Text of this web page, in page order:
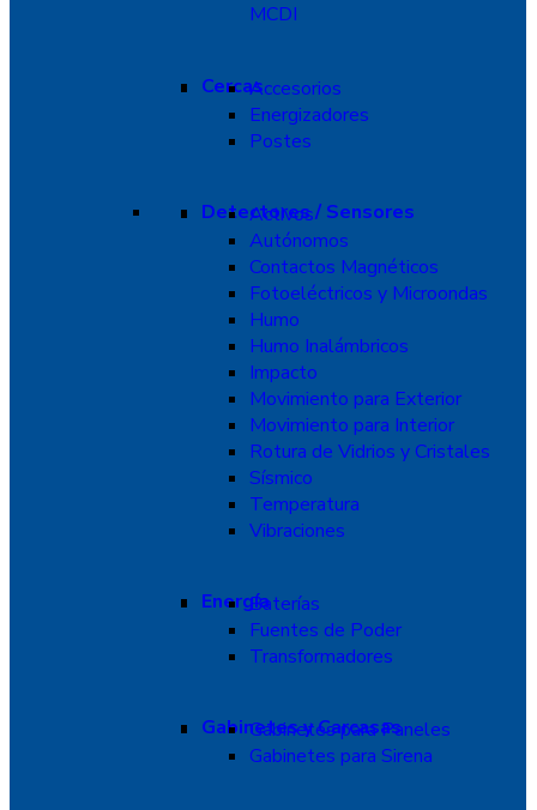
MCDI
CercasAccesorios
Energizadores
Postes
Detectores / Sensores
Activos
Autónomos
Contactos Magnéticos
Fotoeléctricos y Microondas
Humo
Humo Inalámbricos
Impacto
Movimiento para Exterior
Movimiento para Interior
Rotura de Vidrios y Cristales
Sísmico
Temperatura
Vibraciones
EnergíaBaterías
Fuentes de Poder
Transformadores
Gabinetes y Carcasas
Gabinetes para Paneles
Gabinetes para Sirena